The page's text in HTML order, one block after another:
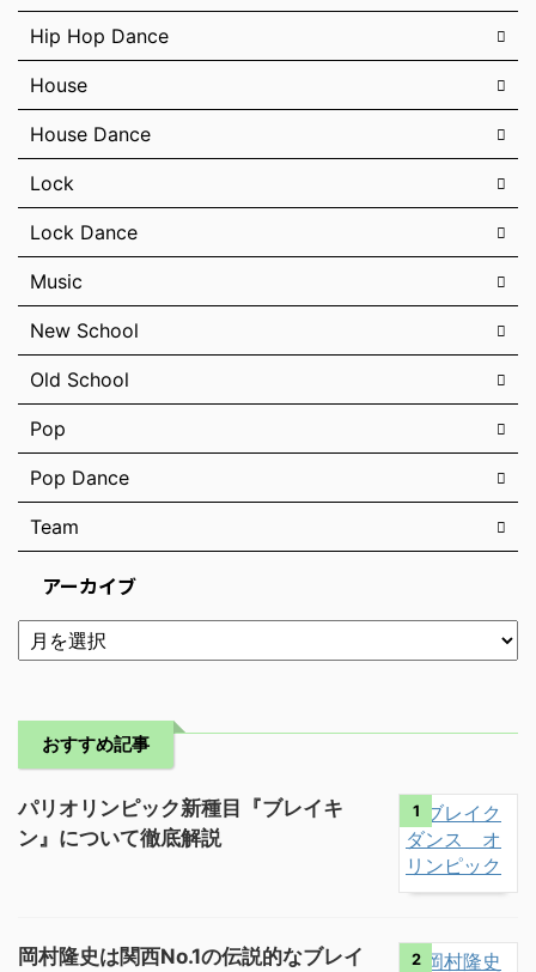
Hip Hop Dance
House
House Dance
Lock
Lock Dance
Music
New School
Old School
Pop
Pop Dance
Team
アーカイブ
おすすめ記事
1
パリオリンピック新種目『ブレイキ
ン』について徹底解説
2
岡村隆史は関西No.1の伝説的なブレイ